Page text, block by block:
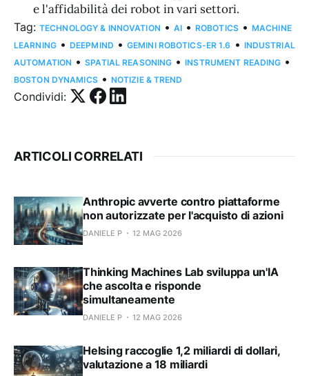
e l'affidabilità dei robot in vari settori.
Tag: TECHNOLOGY & INNOVATION • AI • ROBOTICS • MACHINE
LEARNING • DEEPMIND • GEMINI ROBOTICS-ER 1.6 • INDUSTRIAL
AUTOMATION • SPATIAL REASONING • INSTRUMENT READING •
BOSTON DYNAMICS • NOTIZIE & TREND
Condividi:
ARTICOLI CORRELATI
Anthropic avverte contro piattaforme
non autorizzate per l'acquisto di azioni
DANIELE P 12 MAG 2026
Thinking Machines Lab sviluppa un'IA
che ascolta e risponde
simultaneamente
DANIELE P 12 MAG 2026
Helsing raccoglie 1,2 miliardi di dollari,
valutazione a 18 miliardi